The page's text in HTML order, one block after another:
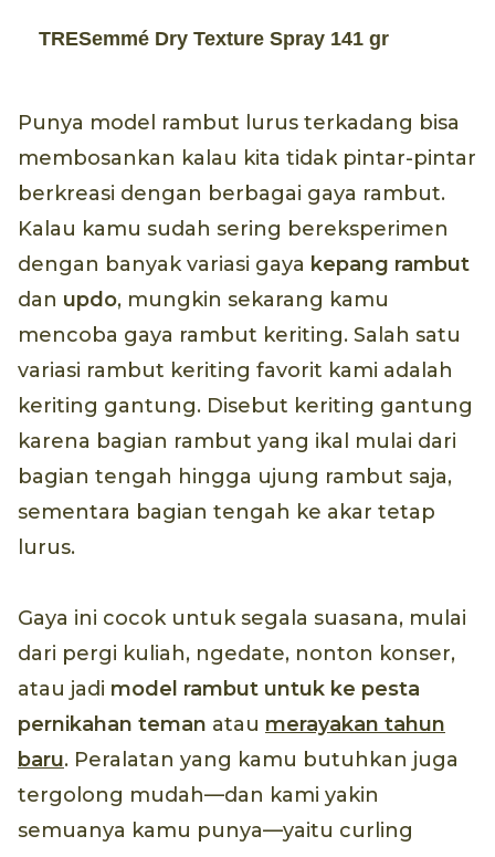
TRESemmé Dry Texture Spray 141 gr
Punya model rambut lurus terkadang bisa
membosankan kalau kita tidak pintar-pintar
berkreasi dengan berbagai gaya rambut.
Kalau kamu sudah sering bereksperimen
dengan banyak variasi gaya kepang rambut
dan updo, mungkin sekarang kamu
mencoba gaya rambut keriting. Salah satu
variasi rambut keriting favorit kami adalah
keriting gantung. Disebut keriting gantung
karena bagian rambut yang ikal mulai dari
bagian tengah hingga ujung rambut saja,
sementara bagian tengah ke akar tetap
lurus.
Gaya ini cocok untuk segala suasana, mulai
dari pergi kuliah, ngedate, nonton konser,
atau jadi model rambut untuk ke pesta
pernikahan teman atau merayakan tahun
baru. Peralatan yang kamu butuhkan juga
tergolong mudah—dan kami yakin
semuanya kamu punya—yaitu curling